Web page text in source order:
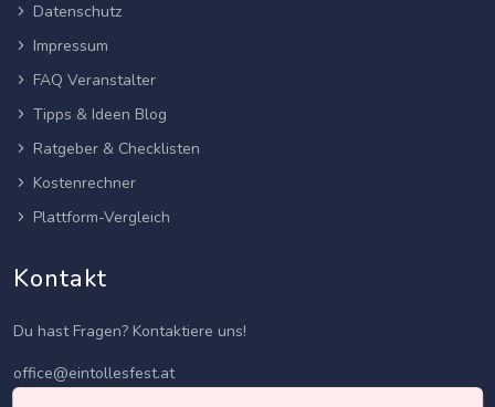
Datenschutz
Impressum
FAQ Veranstalter
Tipps & Ideen Blog
Ratgeber & Checklisten
Kostenrechner
Plattform-Vergleich
Kontakt
Du hast Fragen? Kontaktiere uns!
office@eintollesfest.at